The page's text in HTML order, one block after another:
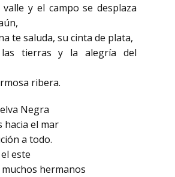
y el campo se desplaza
te saluda, su cinta de plata,
tierras y la alegría del
ribera.
Negra
hacia el mar
a todo.
este
hermanos